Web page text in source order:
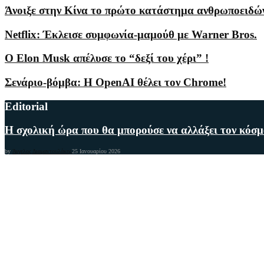
Άνοιξε στην Κίνα το πρώτο κατάστημα
Netflix: Έκλεισε συμφωνία-μαμούθ με Warner Bros.
Ο Elon Musk απέλυσε το “δεξί του χέρι” !
Σενάριο-βόμβα: Η OpenAI θέλει τον Chrome!
Editorial
Η σχολική ώρα που θα μπορούσε να αλλάξει τον
by Άγγελος Διαμαντουλάκης 25 Ιανουαρίου 2026